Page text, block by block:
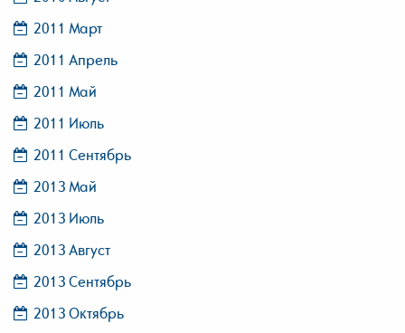
2011 Март
2011 Апрель
2011 Май
2011 Июль
2011 Сентябрь
2013 Май
2013 Июль
2013 Август
2013 Сентябрь
2013 Октябрь